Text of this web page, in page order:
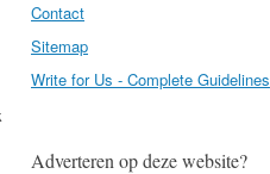
Contact
Sitemap
Write for Us - Complete Guidelines
Adverteren op deze website?